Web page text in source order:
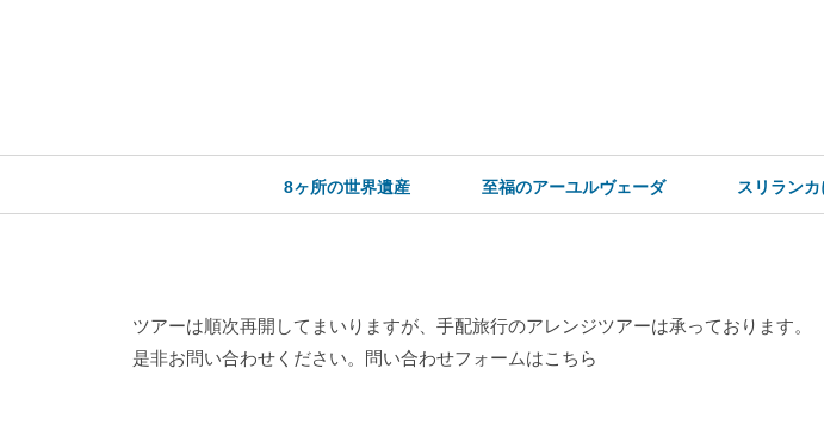
8ヶ所の世界遺産 至福のアーユルヴェーダ スリラン
ツアーは順次再開してまいりますが、手配旅行のアレンジツアーは承っております。
是非お問い合わせください。 問い合わせフォームはこちら